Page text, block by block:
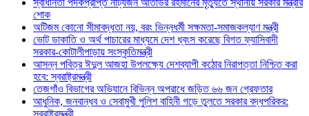
শোক
অটিজম কোনো সীমাবদ্ধতা নয়, বরং ভিন্নধর্মী সক্ষমতা-সমাজকল্যাণ মন্ত্রী
ভোট ডাকাতি ও অর্থ পাচারের মাধ্যমে দেশ ধ্বংস করেছে বিগত ফ্যাসিবাদী
সরকার-কোটালীপাড়ায় সংস্কৃতিমন্ত্রী
আসন্ন পবিত্র ঈদুল আজহা উপলক্ষ্যে দেশব্যাপী কঠোর নিরাপত্তা নিশ্চিত করা
হবে: স্বরাষ্ট্রমন্ত্রী
তেজগাঁও বিভাগের অভিযানে বিভিন্ন অপরাধে জড়িত ৬৬ জন গ্রেফতার
আধুনিক, জনবান্ধব ও সেবামুখী পুলিশ বাহিনী গড়ে তুলতে সরকার বদ্ধপরিকর:
স্বরাষ্ট্রমন্ত্রী